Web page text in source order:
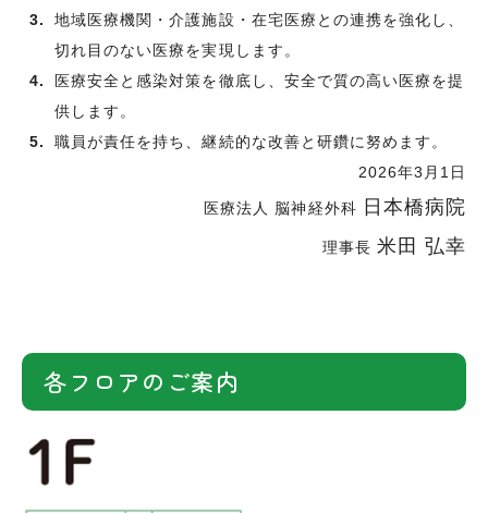
地域医療機関・介護施設・在宅医療との連携を強化し、
切れ目のない医療を実現します。
医療安全と感染対策を徹底し、安全で質の高い医療を提
供します。
職員が責任を持ち、継続的な改善と研鑽に努めます。
2026年3月1日
医療法人 脳神経外科 日本橋病院
理事長 米田 弘幸
各フロアのご案内